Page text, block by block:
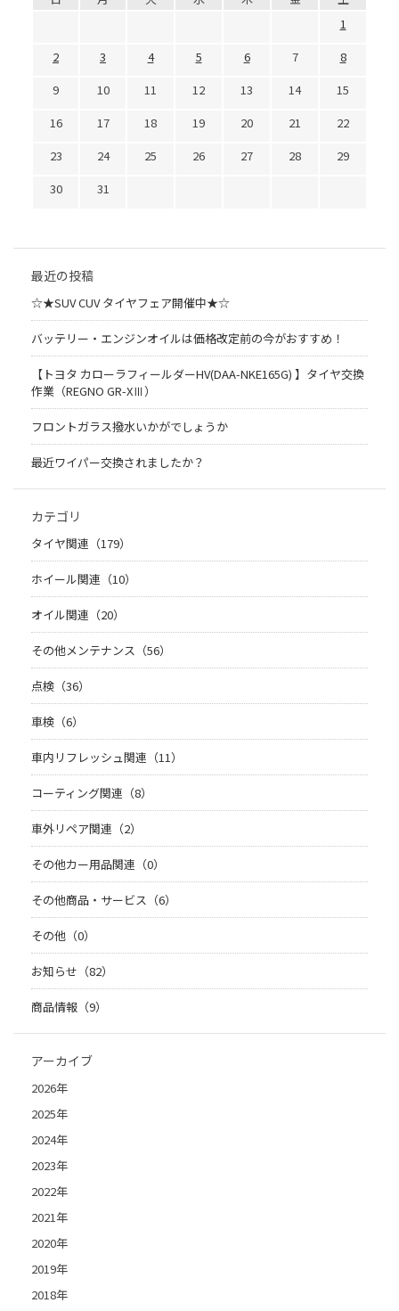
1
2
3 4 5 6 7
8
9
10 11 12 13 14
15
16
17 18 19 20 21
22
23
24 25 26 27 28
29
30
31
最近の投稿
☆★SUV CUV タイヤフェア開催中★☆
バッテリー・エンジンオイルは価格改定前の今がおすすめ！
【トヨタ カローラフィールダーHV(DAA-NKE165G) 】タイヤ交換
作業（REGNO GR-XⅢ）
フロントガラス撥水いかがでしょうか
最近ワイパー交換されましたか？
カテゴリ
タイヤ関連（179）
ホイール関連（10）
オイル関連（20）
その他メンテナンス（56）
点検（36）
車検（6）
車内リフレッシュ関連（11）
コーティング関連（8）
車外リペア関連（2）
その他カー用品関連（0）
その他商品・サービス（6）
その他（0）
お知らせ（82）
商品情報（9）
アーカイブ
2026年
2025年
2024年
2023年
2022年
2021年
2020年
2019年
2018年